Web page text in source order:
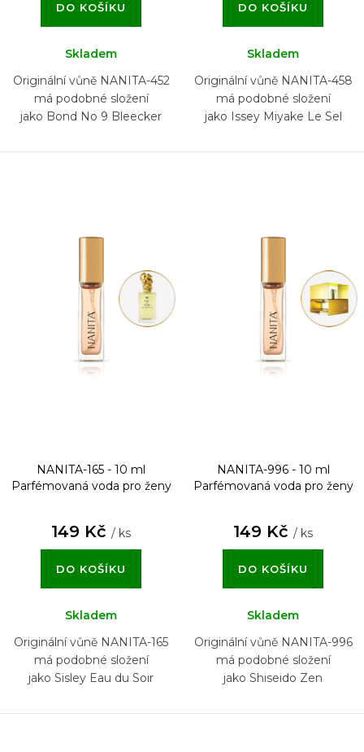
DO KOŠÍKU
Skladem
Originální vůně NANITA-452
má podobné složení
jako Bond No 9 Bleecker
DO KOŠÍKU
Skladem
Originální vůně NANITA-458
má podobné složení
jako Issey Miyake Le Sel
NANITA-165 - 10 ml
Parfémovaná voda pro ženy
149 Kč / ks
DO KOŠÍKU
Skladem
Originální vůně NANITA-165
má podobné složení
jako Sisley Eau du Soir
NANITA-996 - 10 ml
Parfémovaná voda pro ženy
149 Kč / ks
DO KOŠÍKU
Skladem
Originální vůně NANITA-996
má podobné složení
jako Shiseido Zen